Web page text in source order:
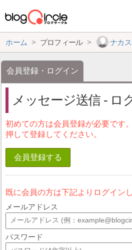
ホーム プロフィール ナカ
会員登録・ログイン
メッセージ送信 - ロ
初めての方は会員登録が必要です
押して登録してください。
会員登録する
既に会員の方は下記よりログイン
メールアドレス
パスワード